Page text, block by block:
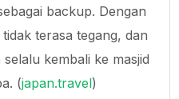
backup. Dengan
terasa tegang, dan
kembali ke masjid
(japan.travel)